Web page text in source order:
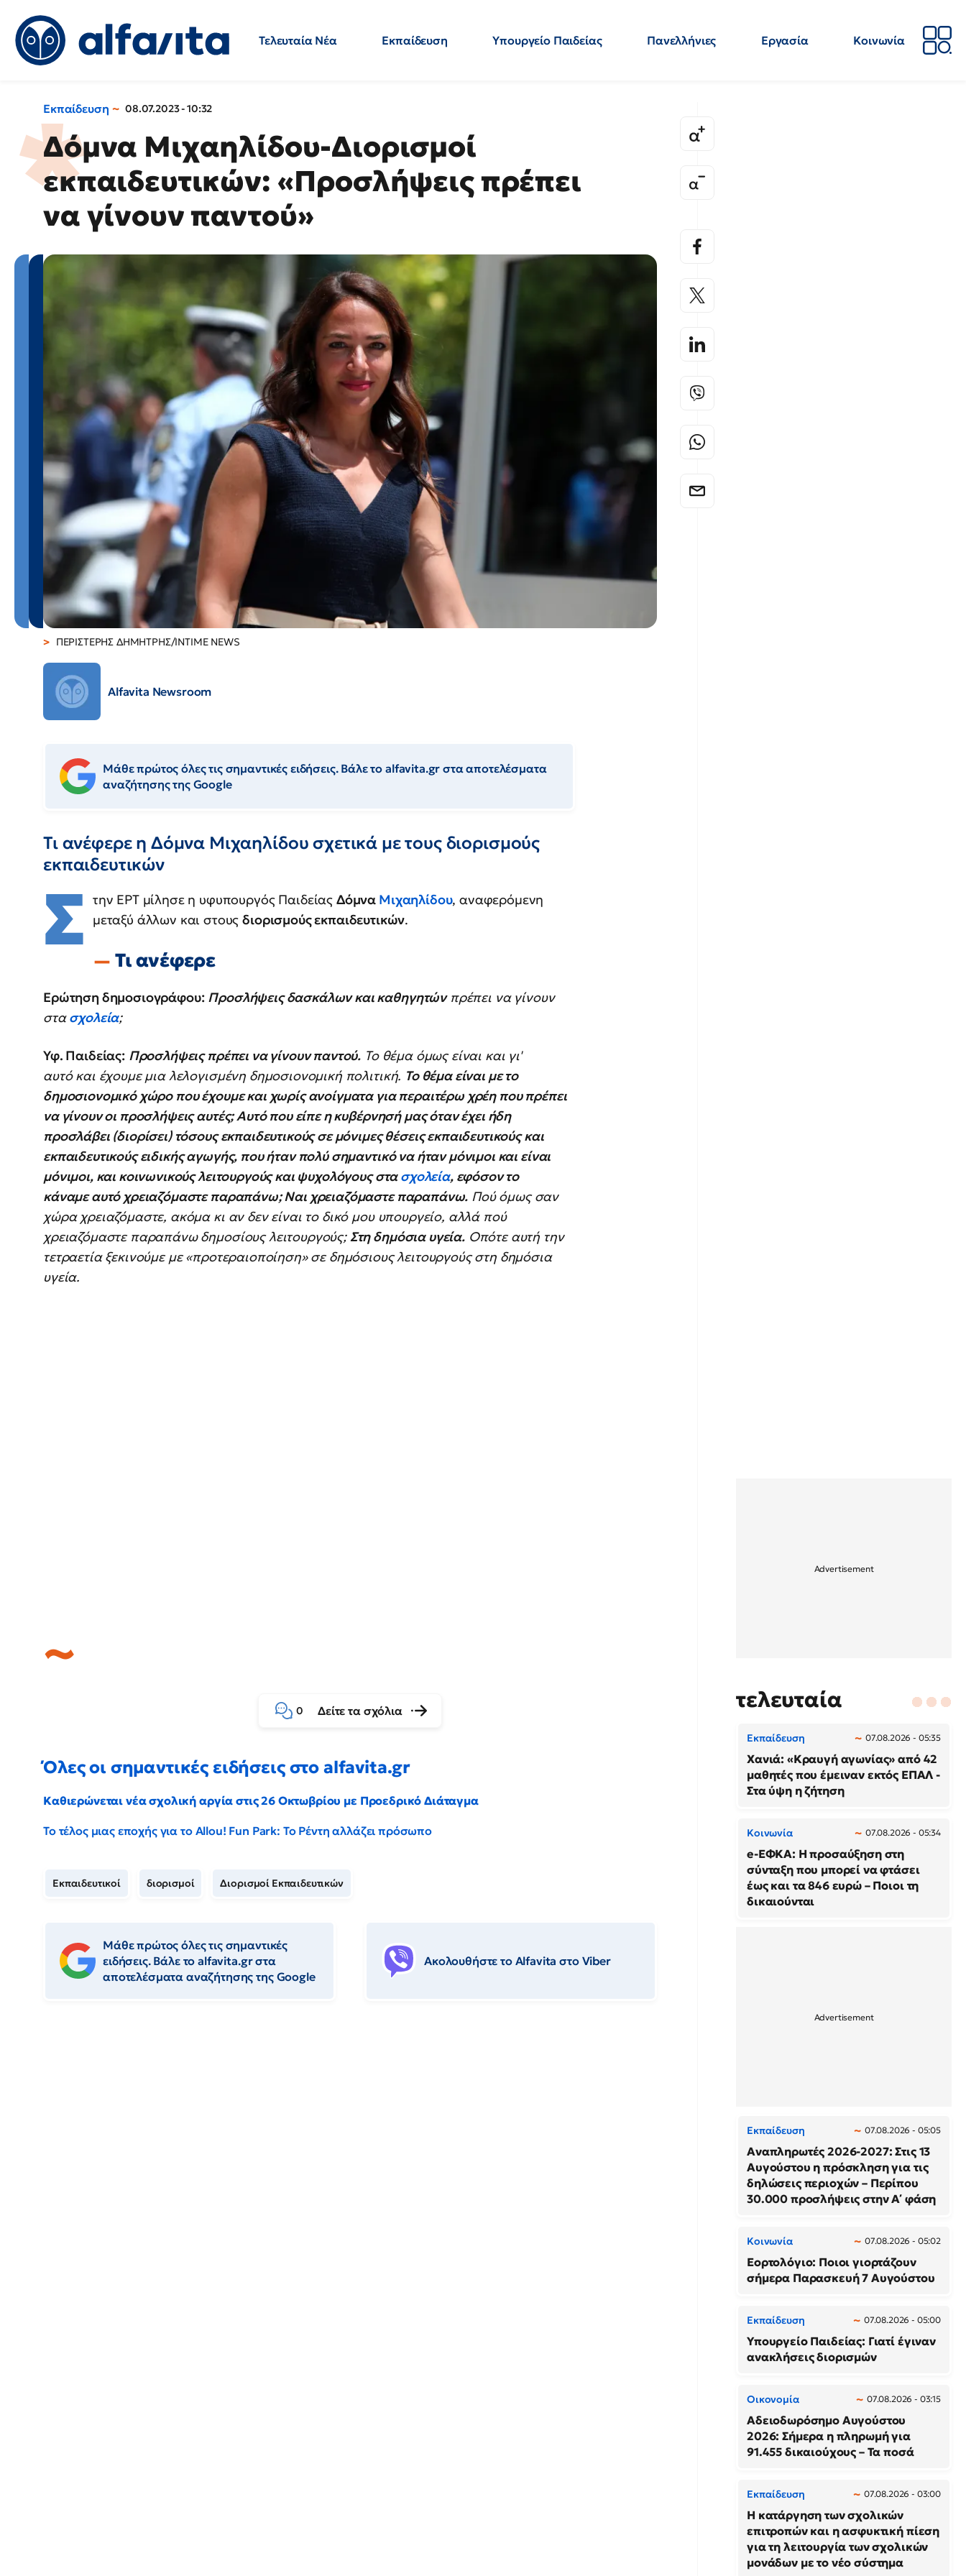
Τελευταία Νέα Εκπαίδευση Υπουργείο Παιδείας Πανελλήνιες Εργασία
Κοινωνία
Εκπαίδευση 08.07.2023 - 10:32
Δόμνα Μιχαηλίδου-Διορισμοί
εκπαιδευτικών: «Προσλήψεις πρέπει
να γίνουν παντού»
ΠΕΡΙΣΤΕΡΗΣ ΔΗΜΗΤΡΗΣ/INTIME NEWS
Alfavita Newsroom
Μάθε πρώτος όλες τις σημαντικές ειδήσεις. Βάλε το alfavita.gr στα αποτελέσματα
αναζήτησης της Google
Τι ανέφερε η Δόμνα Μιχαηλίδου σχετικά με τους διορισμούς
εκπαιδευτικών
Σ την ΕΡΤ μίλησε η υφυπουργός Παιδείας Δόμνα Μιχαηλίδου, αναφερόμενη
μεταξύ άλλων και στουςδιορισμούς εκπαιδευτικών.
Τι ανέφερε
Ερώτηση δημοσιογράφου: Προσλήψεις δασκάλων και καθηγητώνπρέπει να γίνουν
στασχολεία;
Υφ. Παιδείας: Προσλήψεις πρέπει να γίνουν παντού. Το θέμα όμως είναι και γι'
αυτό και έχουμε μια λελογισμένη δημοσιονομική πολιτική. Το θέμα είναι με το
δημοσιονομικό χώρο που έχουμε και χωρίς ανοίγματα για περαιτέρω χρέη που πρέπει
να γίνουν οι προσλήψεις αυτές; Αυτό που είπε η κυβέρνησή μας όταν έχει ήδη
προσλάβει (διορίσει) τόσους εκπαιδευτικούς σε μόνιμες θέσεις εκπαιδευτικούς και
εκπαιδευτικούς ειδικής αγωγής, που ήταν πολύ σημαντικό να ήταν μόνιμοι και είναι
μόνιμοι, και κοινωνικούς λειτουργούς και ψυχολόγους στασχολεία, εφόσον το
κάναμε αυτό χρειαζόμαστε παραπάνω; Ναι χρειαζόμαστε παραπάνω. Πού όμως σαν
χώρα χρειαζόμαστε, ακόμα κι αν δεν είναι το δικό μου υπουργείο, αλλά πού
χρειαζόμαστε παραπάνω δημοσίους λειτουργούς;Στη δημόσια υγεία.Οπότε αυτή την
τετραετία ξεκινούμε με «προτεραιοποίηση» σε δημόσιους λειτουργούς στη δημόσια
υγεία.
0 Δείτε τα σχόλια
Όλες οι σημαντικές ειδήσεις στο alfavita.gr
Καθιερώνεται νέα σχολική αργία στις 26 Οκτωβρίου με Προεδρικό Διάταγμα
Το τέλος μιας εποχής για το Allou! Fun Park: Το Ρέντη αλλάζει πρόσωπο
Εκπαιδευτικοί διορισμοί Διορισμοί Εκπαιδευτικών
Μάθε πρώτος όλες τις σημαντικές
ειδήσεις. Βάλε το alfavita.gr στα
αποτελέσματα αναζήτησης της Google
Ακολουθήστε το Αlfavita στο Viber
τελευταία
Εκπαίδευση 07.08.2026 - 05:35
Χανιά: «Κραυγή αγωνίας» από 42
μαθητές που έμειναν εκτός ΕΠΑΛ -
Στα ύψη η ζήτηση
Κοινωνία 07.08.2026 - 05:34
e-ΕΦΚΑ: Η προσαύξηση στη
σύνταξη που μπορεί να φτάσει
έως και τα 846 ευρώ – Ποιοι τη
δικαιούνται
Εκπαίδευση 07.08.2026 - 05:05
Αναπληρωτές 2026-2027: Στις 13
Αυγούστου η πρόσκληση για τις
δηλώσεις περιοχών – Περίπου
30.000 προσλήψεις στην Α΄ φάση
Κοινωνία 07.08.2026 - 05:02
Εορτολόγιο: Ποιοι γιορτάζουν
σήμερα Παρασκευή 7 Αυγούστου
Εκπαίδευση 07.08.2026 - 05:00
Υπουργείο Παιδείας: Γιατί έγιναν
ανακλήσεις διορισμών
Οικονομία 07.08.2026 - 03:15
Αδειοδωρόσημο Αυγούστου
2026: Σήμερα η πληρωμή για
91.455 δικαιούχους – Τα ποσά
Εκπαίδευση 07.08.2026 - 03:00
Η κατάργηση των σχολικών
επιτροπών και η ασφυκτική πίεση
για τη λειτουργία των σχολικών
μονάδων με το νέο σύστημα